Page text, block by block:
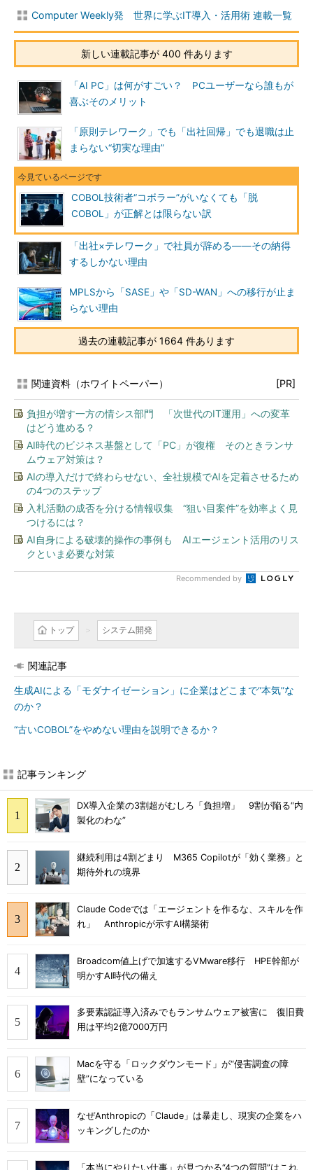
Computer Weekly発 世界に学ぶIT導入・活用術 連載一覧
新しい連載記事が 400 件あります
「AI PC」は何がすごい？ PCユーザーなら誰もが
喜ぶそのメリット
「原則テレワーク」でも「出社回帰」でも退職は止
まらない“切実な理由”
COBOL技術者“コボラー”がいなくても「脱
COBOL」が正解とは限らない訳
「出社×テレワーク」で社員が辞める――その納得
するしかない理由
MPLSから「SASE」や「SD-WAN」への移行が止ま
らない理由
過去の連載記事が 1664 件あります
関連資料（ホワイトペーパー） [PR]
負担が増す一方の情シス部門 「次世代のIT運用」への変革
はどう進める？
AI時代のビジネス基盤として「PC」が復権 そのときランサ
ムウェア対策は？
AIの導入だけで終わらせない、全社規模でAIを定着させるため
の4つのステップ
入札活動の成否を分ける情報収集 “狙い目案件”を効率よく見
つけるには？
AI自身による破壊的操作の事例も AIエージェント活用のリス
クといま必要な対策
Recommended by
トップ システム開発
関連記事
生成AIによる「モダナイゼーション」に企業はどこまで“本気”な
のか？
“古いCOBOL”をやめない理由を説明できるか？
記事ランキング
DX導入企業の3割超がむしろ「負担増」 9割が陥る“内
製化のわな”
継続利用は4割どまり M365 Copilotが「効く業務」と
期待外れの境界
Claude Codeでは「エージェントを作るな、スキルを作
れ」 Anthropicが示すAI構築術
Broadcom値上げで加速するVMware移行 HPE幹部が
明かすAI時代の備え
多要素認証導入済みでもランサムウェア被害に 復旧費
用は平均2億7000万円
Macを守る「ロックダウンモード」が“侵害調査の障
壁”になっている
なぜAnthropicの「Claude」は暴走し、現実の企業をハ
ッキングしたのか
「本当にやりたい仕事」が見つかる“4つの質問”はこれ